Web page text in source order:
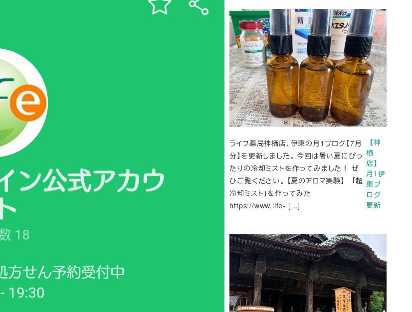
【神
栖
店】
月1伊
東ブ
ログ
更新
ライフ薬局神栖店、伊東の月1ブログ【7月
分】を更新しました。 今回は暑い夏にぴっ
たりの冷却ミストを作ってみました！ ぜ
ひご覧ください。 【夏のアロマ実験】 「超
冷却ミスト」を作ってみた
https://www.life- […]